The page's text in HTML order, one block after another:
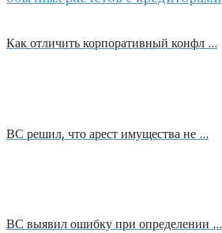
Как отличить корпоративный конфл …
ВС решил, что арест имущества не …
ВС выявил ошибку при определении …